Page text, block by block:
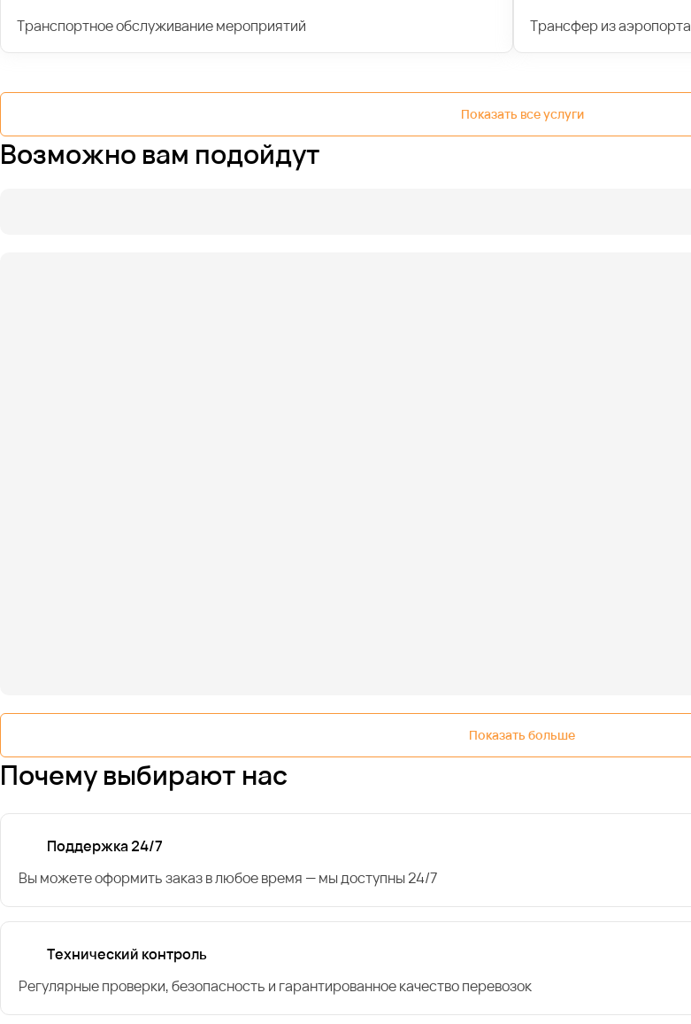
Транспортное обслуживание мероприятий Трансфер из аэропорта
Показать все услуги
Возможно вам подойдут
Показать больше
Почему выбирают нас
Поддержка 24/7
Вы можете оформить заказ в любое время — мы доступны 24/7
Технический контроль
Регулярные проверки, безопасность и гарантированное качество перевозок